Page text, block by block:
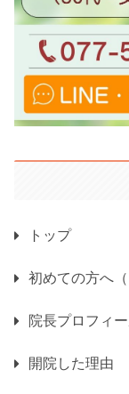
トップ
初めての方へ（
院長プロフィ
開院した理由